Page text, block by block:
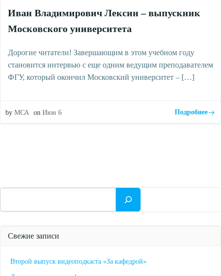
Иван Владимирович Лексин – выпускник
Московского университета
Дорогие читатели! Завершающим в этом учебном году
становится интервью с еще одним ведущим преподавателем
ФГУ, который окончил Московский университет – […]
by МСА on Июн 6 Подробнее
Свежие записи
Второй выпуск видеоподкаста «За кафедрой»